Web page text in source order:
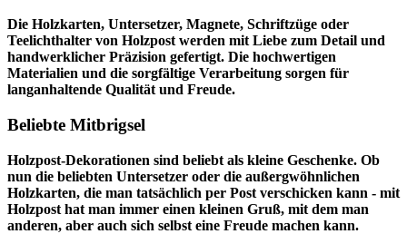
Die Holzkarten, Untersetzer, Magnete, Schriftzüge oder
Teelichthalter von Holzpost werden mit Liebe zum Detail und
handwerklicher Präzision gefertigt. Die hochwertigen
Materialien und die sorgfältige Verarbeitung sorgen für
langanhaltende Qualität und Freude.
Beliebte Mitbrigsel
Holzpost-Dekorationen sind beliebt als kleine Geschenke. Ob
nun die beliebten Untersetzer oder die außergwöhnlichen
Holzkarten, die man tatsächlich per Post verschicken kann - mit
Holzpost hat man immer einen kleinen Gruß, mit dem man
anderen, aber auch sich selbst eine Freude machen kann.